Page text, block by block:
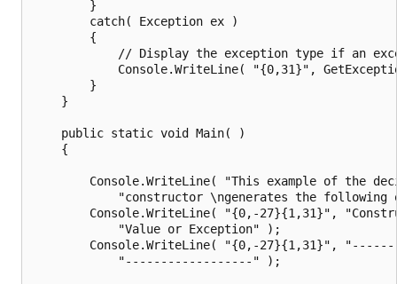
        }
        catch( Exception ex )
        {
// Display the exception type if an
Console.WriteLine( "{0,31}",
        }
    }
    public static void Main( )
    {
Console.WriteLine( "This example of the
"constructor \ngenerates the following
Console.WriteLine( "{0,-27}{1,31}",
            "Value or Exception" );
Console.WriteLine( "{0,-27}{1,31}",
            "------------------" );